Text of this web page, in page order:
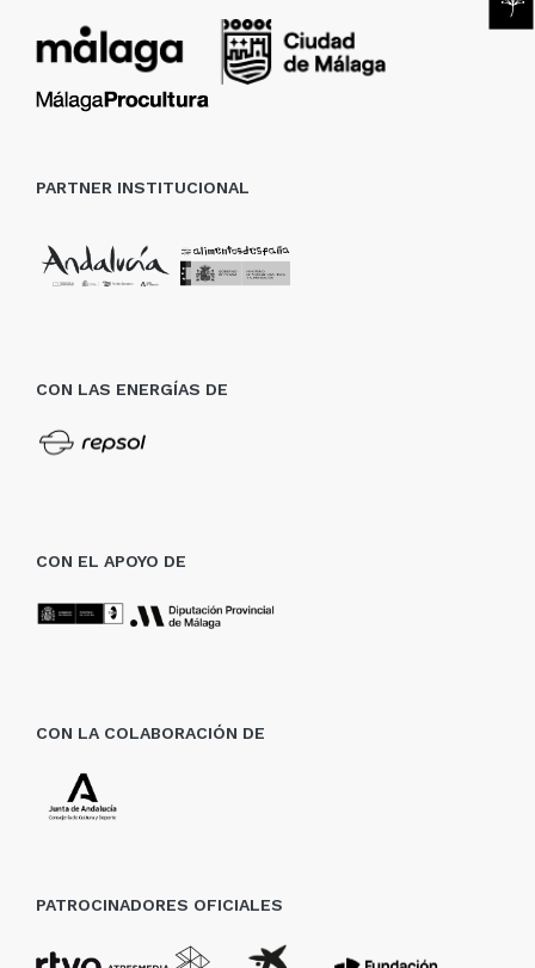
PARTNER INSTITUCIONAL
CON LAS ENERGÍAS DE
CON EL APOYO DE
CON LA COLABORACIÓN DE
PATROCINADORES OFICIALES